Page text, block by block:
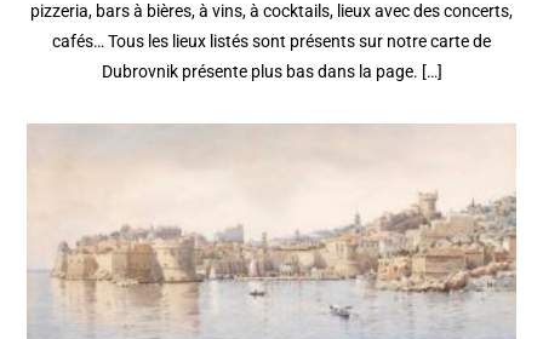
pizzeria, bars à bières, à vins, à cocktails, lieux avec des concerts,
cafés… Tous les lieux listés sont présents sur notre carte de
Dubrovnik présente plus bas dans la page. […]